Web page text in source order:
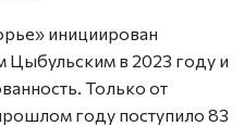
инициирован
Цыбульским в 2023 году и
Только от
году поступило 83